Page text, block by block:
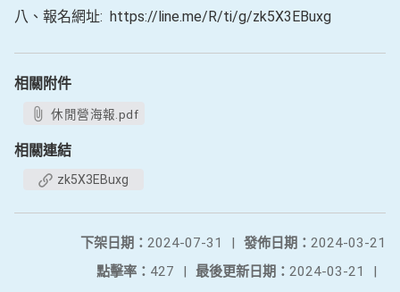
八、報名網址: https://line.me/R/ti/g/zk5X3EBuxg
相關附件
休閒營海報.pdf
相關連結
zk5X3EBuxg
發佈日期： 2024-03-21
下架日期： 2024-07-31
|
最後更新日期： 2024-03-21 |
點擊率： 427 |